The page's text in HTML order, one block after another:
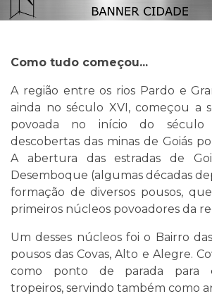
Como tudo começou...
A região entre os rios Pardo e
ainda no século XVI, começou a
povoada no início do século
descobertas das minas de Goiás
A abertura das estradas de
Desemboque (algumas décadas
formação de diversos pousos,
primeiros núcleos povoadores da
Um desses núcleos foi o Bairro
pousos das Covas, Alto e Alegre.
como ponto de parada para
tropeiros, servindo também como